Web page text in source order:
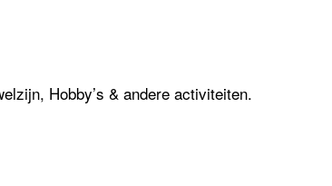
Hobby’s & andere activiteiten.